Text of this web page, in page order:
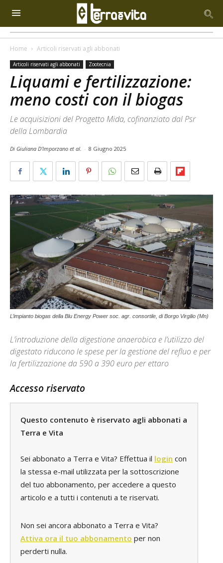
Home Articoli riservati agli abbonati
Articoli riservati agli abbonati Zootecnia
Liquami e fertilizzazione:
meno costi con il biogas
Le acquisizioni del Progetto Mida, cofinanziato dal Psr
della Lombardia
Di Giuliana D’Imporzano et al. - 8 Giugno 2025
L’impianto biogas della Blu Energy Power soc. agr. consortile, di Borgo Virgilio (Mn)
L’introduzione della digestione anaerobica e l’utilizzo del
digestato riducono le spese per la gestione del refluo e per
la fertilizzazione da 590 a 390 euro per ettaro
Accesso riservato
Questo contenuto è riservato agli abbonati a
Terra e Vita
Sei abbonato a Terra e Vita? Effettua il login con
la stessa e-mail utilizzata per la sottoscrizione
del tuo abbonamento, per accedere a questo
articolo e a tutti i contenuti a te riservati.
Non sei ancora abbonato a Terra e Vita?
Attiva ora il tuo abbonamento per non
perderti nulla.